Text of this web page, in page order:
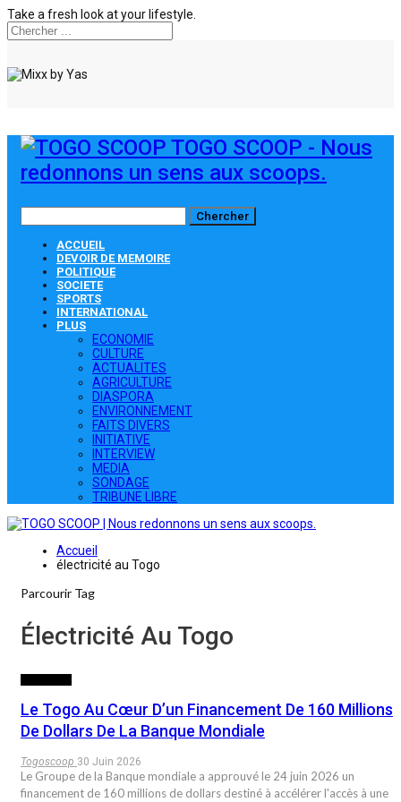
Take a fresh look at your lifestyle.
TOGO SCOOP - Nous
redonnons un sens aux scoops.
ACCUEIL
DEVOIR DE MEMOIRE
POLITIQUE
SOCIETE
SPORTS
INTERNATIONAL
PLUS
ECONOMIE
CULTURE
ACTUALITES
AGRICULTURE
DIASPORA
ENVIRONNEMENT
FAITS DIVERS
INITIATIVE
INTERVIEW
MEDIA
SONDAGE
TRIBUNE LIBRE
Accueil
électricité au Togo
Parcourir Tag
Électricité Au Togo
Le Togo Au Cœur D’un Financement De 160 Millions
De Dollars De La Banque Mondiale
Togoscoop 30 Juin 2026
Le Groupe de la Banque mondiale a approuvé le 24 juin 2026 un
financement de 160 millions de dollars destiné à accélérer l'accès à une